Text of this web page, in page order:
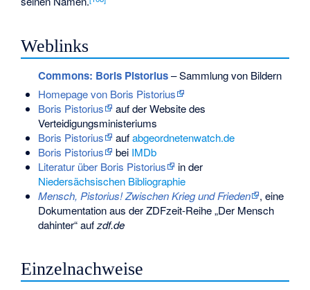
Weblinks
Commons: Boris Pistorius– Sammlung von Bildern
Homepage von Boris Pistorius
Boris Pistorius
auf der Website des
Verteidigungsministeriums
Boris Pistorius
aufabgeordnetenwatch.de
Boris Pistorius
bei IMDb
Literatur über Boris Pistorius
in der
Niedersächsischen Bibliographie
Mensch, Pistorius! Zwischen Krieg und Frieden
, eine
Dokumentation aus der ZDFzeit-Reihe „Der Mensch
dahinter“ aufzdf.de
Einzelnachweise